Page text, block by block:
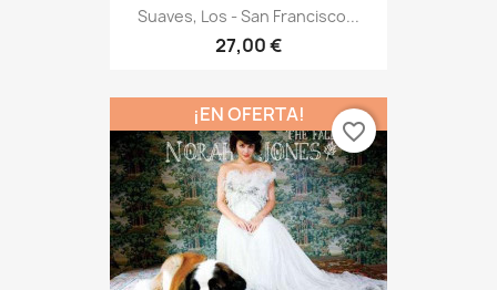
Suaves, Los - San Francisco...
27,00 €
¡EN OFERTA!
favorite_border